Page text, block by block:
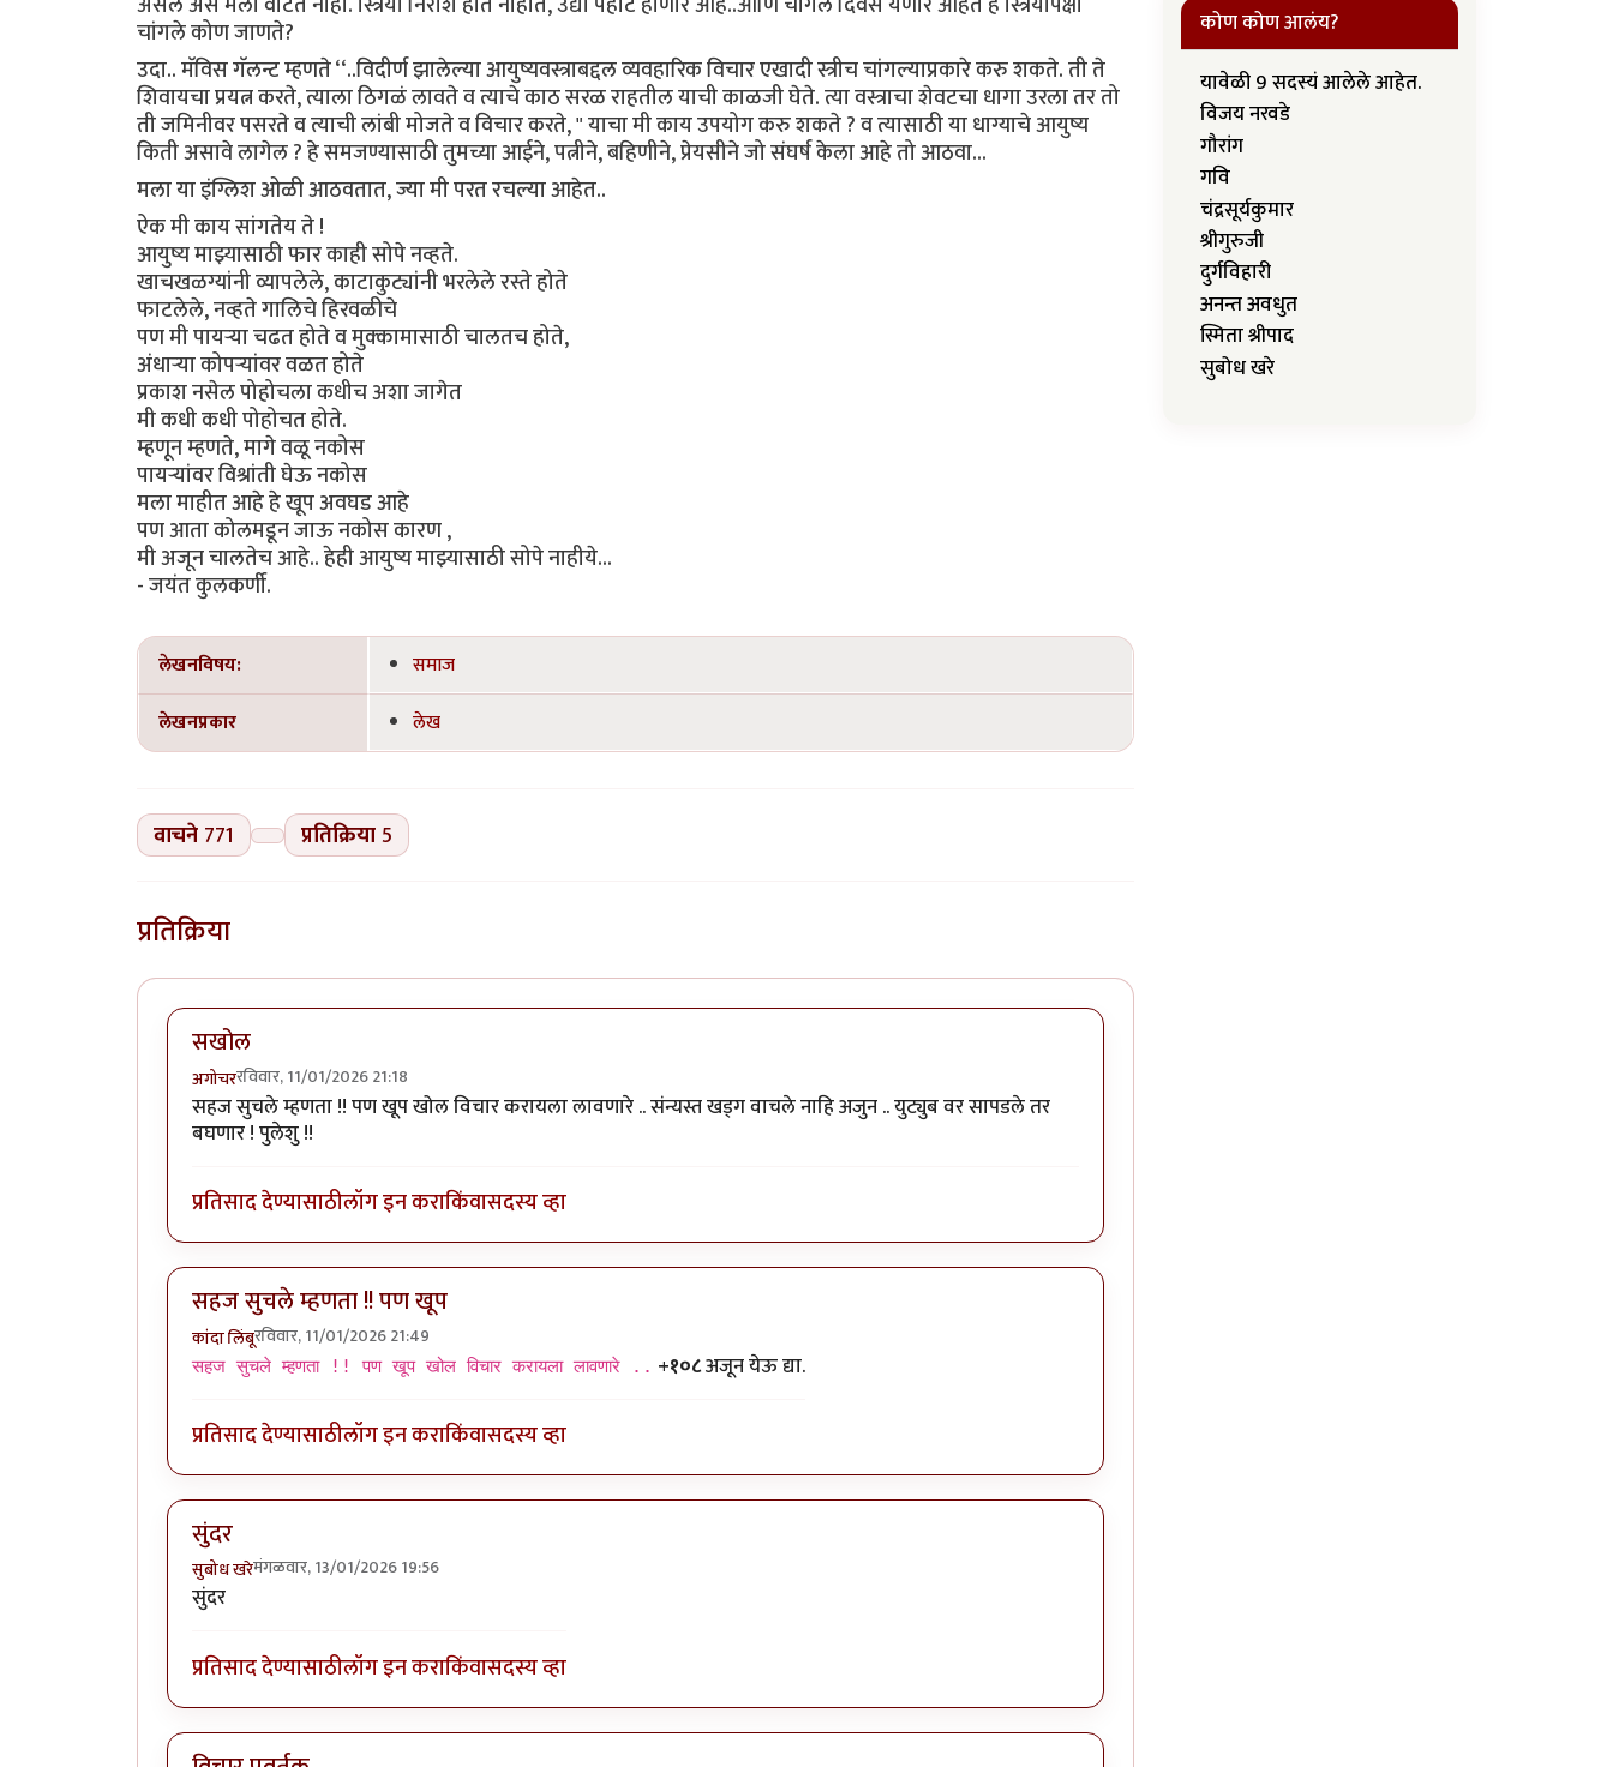
चांगले कोण जाणते?
उदा.. मॅविस गॅलन्ट म्हणते ‘‘..विदीर्ण झालेल्या आयुष्यवस्त्राबद्दल व्यवहारिक विचार एखादी स्त्रीच चांगल्याप्रकारे करु शकते. ती ते
शिवायचा प्रयत्न करते, त्याला ठिगळं लावते व त्याचे काठ सरळ राहतील याची काळजी घेते. त्या वस्त्राचा शेवटचा धागा उरला तर तो
ती जमिनीवर पसरते व त्याची लांबी मोजते व विचार करते, " याचा मी काय उपयोग करु शकते ? व त्यासाठी या धाग्याचे आयुष्य
किती असावे लागेल ? हे समजण्यासाठी तुमच्या आईने, पत्नीने, बहिणीने, प्रेयसीने जो संघर्ष केला आहे तो आठवा...
मला या इंग्लिश ओळी आठवतात, ज्या मी परत रचल्या आहेत..
ऐक मी काय सांगतेय ते !
आयुष्य माझ्यासाठी फार काही सोपे नव्हते.
खाचखळग्यांनी व्यापलेले, काटाकुट्यांनी भरलेले रस्ते होते
फाटलेले, नव्हते गालिचे हिरवळीचे
पण मी पायऱ्या चढत होते व मुक्कामासाठी चालतच होते,
अंधाऱ्या कोपऱ्यांवर वळत होते
प्रकाश नसेल पोहोचला कधीच अशा जागेत
मी कधी कधी पोहोचत होते.
म्हणून म्हणते, मागे वळू नकोस
पायऱ्यांवर विश्रांती घेऊ नकोस
मला माहीत आहे हे खूप अवघड आहे
पण आता कोलमडून जाऊ नकोस कारण ,
मी अजून चालतेच आहे.. हेही आयुष्य माझ्यासाठी सोपे नाहीये...
- जयंत कुलकर्णी.
लेखनविषय:
समाज
लेखनप्रकार
लेख
वाचने 771 प्रतिक्रिया5
प्रतिक्रिया
सखोल
अगोचररविवार, 11/01/2026 21:18
सहज सुचले म्हणता !! पण खूप खोल विचार करायला लावणारे .. संन्यस्त खड्ग वाचले नाहि अजुन .. युट्युब वर सापडले तर
बघणार ! पुलेशु !!
प्रतिसाद देण्यासाठीलॉग इन कराकिंवासदस्य व्हा
सहज सुचले म्हणता !! पण खूप
कांदा लिंबूरविवार, 11/01/2026 21:49
सहज सुचले म्हणता !! पण खूप खोल विचार करायला लावणारे .. +१०८अजून येऊ द्या.
प्रतिसाद देण्यासाठीलॉग इन कराकिंवासदस्य व्हा
सुंदर
सुबोध खरेमंगळवार, 13/01/2026 19:56
सुंदर
प्रतिसाद देण्यासाठीलॉग इन कराकिंवासदस्य व्हा
कोण कोण आलंय?
यावेळी 9 सदस्यं आलेले आहेत.
विजय नरवडे
गौरांग
गवि
चंद्रसूर्यकुमार
श्रीगुरुजी
दुर्गविहारी
अनन्त अवधुत
स्मिता श्रीपाद
सुबोध खरे